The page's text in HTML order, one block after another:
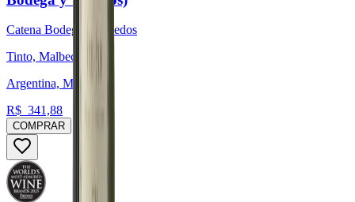
Catena Bodega y Viñedos
Tinto, Malbec
Argentina, Mendoza
R$ 341,88
COMPRAR